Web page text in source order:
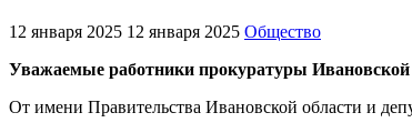
12 января 2025 12 января 2025 Общество
Уважаемые работники прокуратуры Ивановской
От имени Правительства Ивановской области и